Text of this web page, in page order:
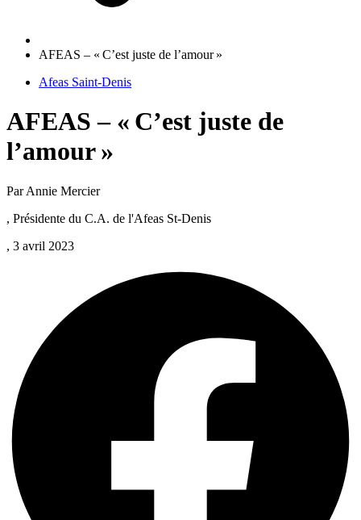
AFEAS – « C’est juste de l’amour »
Afeas Saint-Denis
AFEAS – « C’est juste de
l’amour »
Par Annie Mercier
, Présidente du C.A. de l'Afeas St-Denis
, 3 avril 2023